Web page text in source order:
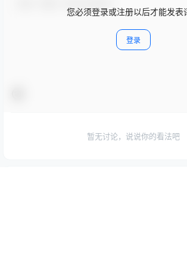
您必须登录或注册以后才能发表
登录
暂无讨论，说说你的看法吧